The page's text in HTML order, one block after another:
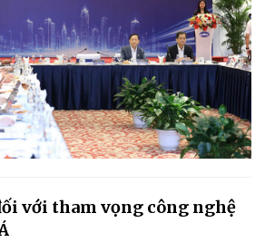
với tham vọng công nghệ